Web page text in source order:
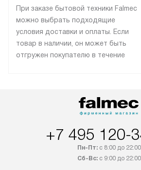
При заказе бытовой техники Falmec
можно выбрать подходящие
условия доставки и оплаты. Если
товар в наличии, он может быть
отгружен покупателю в течение
оплачивается дополнительно.
Возможна доставка товаров по
+7 495 120-
Пн-Пт:с 8:00 до 22:00
Сб-Вс:с 9:00 до 22:00